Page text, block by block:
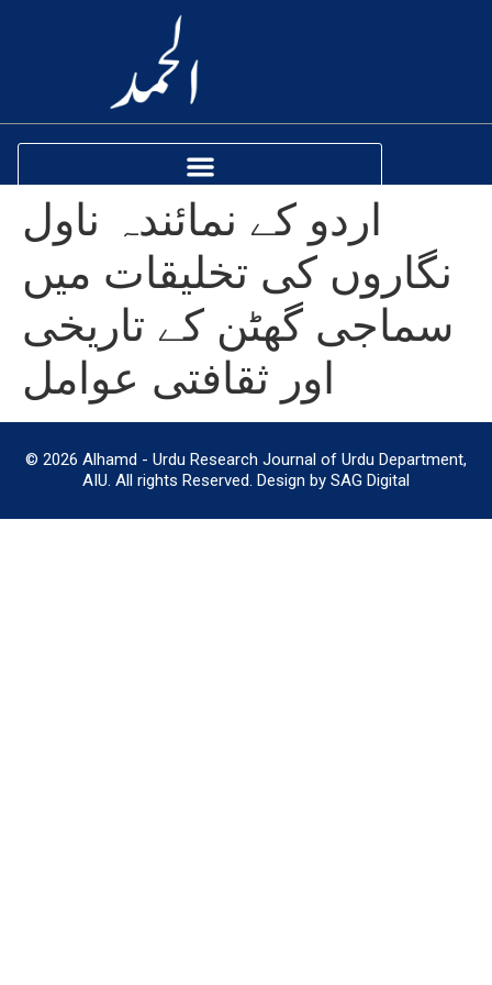
اردو کے نمائندہ ناول
نگاروں کی تخلیقات میں
سماجی گھٹن کے تاریخی
اور ثقافتی عوامل
© 2026 Alhamd - Urdu Research Journal of Urdu Department,
AIU. All rights Reserved. Design by SAG Digital